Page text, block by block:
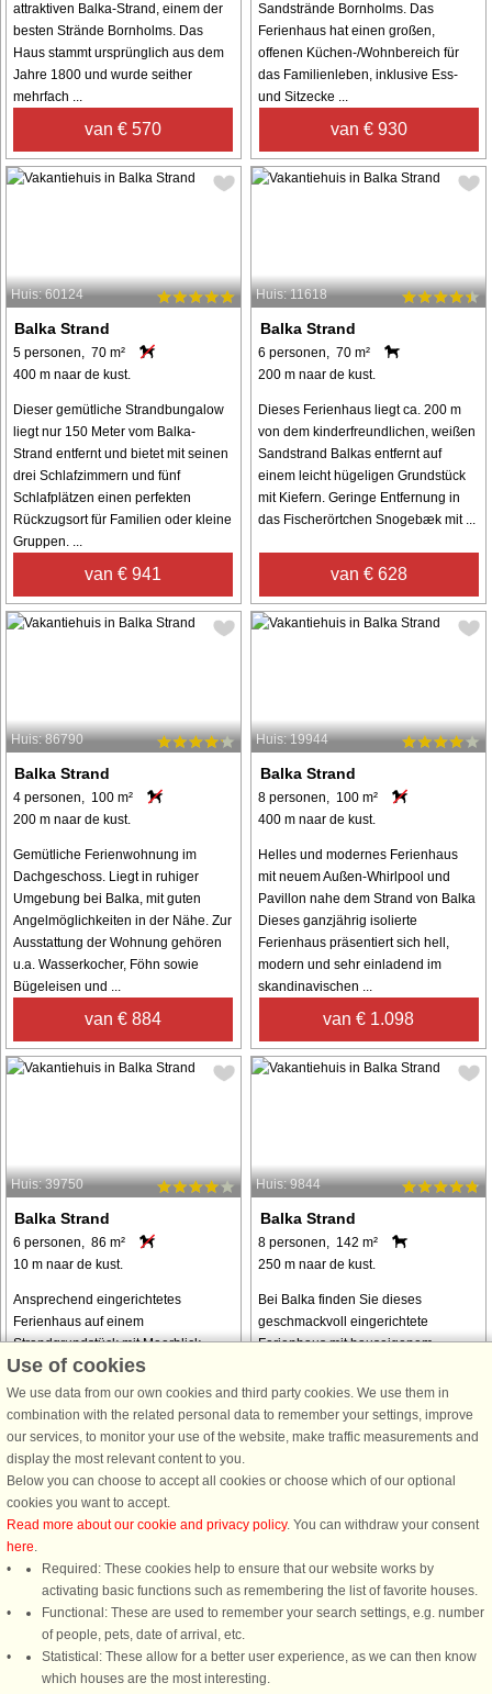
attraktiven Balka-Strand, einem der
besten Strände Bornholms. Das
Haus stammt ursprünglich aus dem
Jahre 1800 und wurde seither
mehrfach ...
van € 570
Sandstrände Bornholms. Das
Ferienhaus hat einen großen,
offenen Küchen-/Wohnbereich für
das Familienleben, inklusive Ess-
und Sitzecke ...
van € 930
Huis: 60124
Balka Strand
5 personen, 70 m²
400 m naar de kust.
Dieser gemütliche Strandbungalow
liegt nur 150 Meter vom Balka-
Strand entfernt und bietet mit seinen
drei Schlafzimmern und fünf
Schlafplätzen einen perfekten
Rückzugsort für Familien oder kleine
Gruppen. ...
van € 941
Huis: 11618
Balka Strand
6 personen, 70 m²
200 m naar de kust.
Dieses Ferienhaus liegt ca. 200 m
von dem kinderfreundlichen, weißen
Sandstrand Balkas entfernt auf
einem leicht hügeligen Grundstück
mit Kiefern. Geringe Entfernung in
das Fischerörtchen Snogebæk mit ...
van € 628
Huis: 86790
Balka Strand
4 personen, 100 m²
200 m naar de kust.
Gemütliche Ferienwohnung im
Dachgeschoss. Liegt in ruhiger
Umgebung bei Balka, mit guten
Angelmöglichkeiten in der Nähe. Zur
Ausstattung der Wohnung gehören
u.a. Wasserkocher, Föhn sowie
Bügeleisen und ...
van € 884
Huis: 19944
Balka Strand
8 personen, 100 m²
400 m naar de kust.
Helles und modernes Ferienhaus
mit neuem Außen-Whirlpool und
Pavillon nahe dem Strand von Balka
Dieses ganzjährig isolierte
Ferienhaus präsentiert sich hell,
modern und sehr einladend im
skandinavischen ...
van € 1.098
Huis: 39750
Balka Strand
6 personen, 86 m²
10 m naar de kust.
Ansprechend eingerichtetes
Ferienhaus auf einem
Strandgrundstück mit Meerblick,
unmittelbar an einem der schönsten
Sandstrände Bornholms bei Balka
gelegen. Draussen stehen zwei
Terrassen m. Sitzgelegenheiten ...
van € 553
Huis: 9844
Balka Strand
8 personen, 142 m²
250 m naar de kust.
Bei Balka finden Sie dieses
geschmackvoll eingerichtete
Ferienhaus mit hauseigenem
Haus hat eine neue Küche mit
nagelneuen Elektrogeräten,
außerdem wurde bei der
van € 893
Allevakantiewoningen in de omgeving
DanCenter A/S - Kronprinsensgade 3, 2. - 1114 København K - Danmark
Tel.: +45 70 13 00 00 - Fax.: +45 70 13 70 70 - CVR: 67324013
Use of cookies
We use data from our own cookies and third party cookies. We use them in
combination with the related personal data to remember your settings, improve
our services, to monitor your use of the website, make traffic measurements and
display the most relevant content to you.
Below you can choose to accept all cookies or choose which of our optional
cookies you want to accept.
Read more about our cookie and privacy policy. You can withdraw your consent
here.
Required: These cookies help to ensure that our website works by
activating basic functions such as remembering the list of favorite houses.
Functional: These are used to remember your search settings, e.g. number
of people, pets, date of arrival, etc.
Statistical: These allow for a better user experience, as we can then know
which houses are the most interesting.